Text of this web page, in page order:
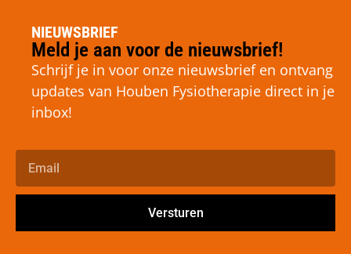
NIEUWSBRIEF
Meld je aan voor de nieuwsbrief!
Schrijf je in voor onze nieuwsbrief en ontvang
updates van Houben Fysiotherapie direct in je
inbox!
Versturen